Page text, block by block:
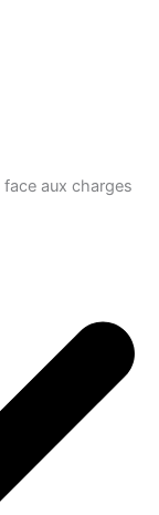
aux charges